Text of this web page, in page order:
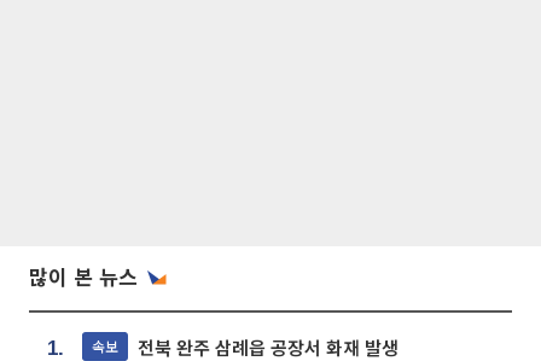
많이 본 뉴스
1. 속보 전북 완주 삼례읍 공장서 화재 발생